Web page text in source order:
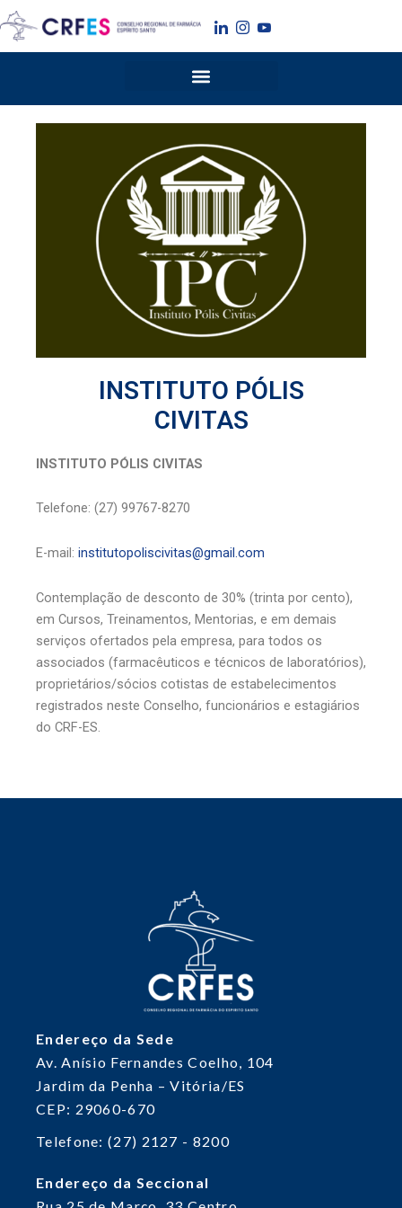
para
o
INSTITUTO PÓLIS
CIVITAS
INSTITUTO PÓLIS CIVITAS
Telefone: (27) 99767-8270
E-mail: institutopoliscivitas@gmail.com
Contemplação de desconto de 30% (trinta por cento),
em Cursos, Treinamentos, Mentorias, e em demais
serviços ofertados pela empresa, para todos os
associados (farmacêuticos e técnicos de laboratórios),
proprietários/sócios cotistas de estabelecimentos
registrados neste Conselho, funcionários e estagiários
do CRF-ES.
Endereço da Sede
Av. Anísio Fernandes Coelho, 104
Jardim da Penha – Vitória/ES
CEP: 29060-670
Telefone: (27) 2127 - 8200
Endereço da Seccional